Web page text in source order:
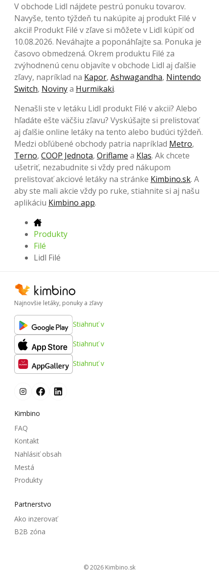
V obchode Lidl nájdete pestrú ponuku tovarov.
Navyše, tento týždeň tu nakúpite aj produkt Filé v
akcii! Produkt Filé v zľave si môžete v Lidl kúpiť od
10.08.2026. Neváhajte a poponáhľajte sa. Ponuka je
časovo obmedzená. Okrem produktu Filé za
zvýhodnenú cenu objavíte v obchode Lidl aj ďalšie
zľavy, napríklad na Kapor, Ashwagandha, Nintendo
Switch, Novinya Hurmikaki.
Nenašli ste v letáku Lidl produkt Filé v akcii? Alebo
hľadáte ešte väčšiu zľavu? Vyskúšajte si prelistovať
aj ďalšie online letáky na tento alebo budúci týždeň.
Medzi obľúbené obchody patria napríklad Metro,
Terno, COOP Jednota, Oriflame a Klas. Ak chcete
ušetriť, nezabudnite si vždy pred nákupom
prelistovať akciové letáky na stránke Kimbino.sk. A
aby ste mali akcie vždy po ruke, stiahnite si aj našu
aplikáciu Kimbino app.
Produkty
Filé
Lidl Filé
Najnovšie letáky, ponuky a zľavy
Stiahnuť v
Stiahnuť v
Stiahnuť v
Kimbino
FAQ
Kontakt
Nahlásiť obsah
Mestá
Produkty
Partnerstvo
Ako inzerovať
B2B zóna
© 2026 kimbino.sk